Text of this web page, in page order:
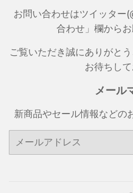
お問い合わせはツイッタ
合わせ」欄からお
ご覧いただき誠にありがと
お待ちして
メール
新商品やセール情報などの
ー